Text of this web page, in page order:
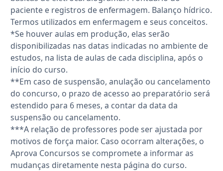
paciente e registros de enfermagem. Balanço hídrico.
Termos utilizados em enfermagem e seus conceitos.
*Se houver aulas em produção, elas serão
disponibilizadas nas datas indicadas no ambiente de
estudos, na lista de aulas de cada disciplina, após o
início do curso.
**Em caso de suspensão, anulação ou cancelamento
do concurso, o prazo de acesso ao preparatório será
estendido para 6 meses, a contar da data da
suspensão ou cancelamento.
***A relação de professores pode ser ajustada por
motivos de força maior. Caso ocorram alterações, o
Aprova Concursos se compromete a informar as
mudanças diretamente nesta página do curso.